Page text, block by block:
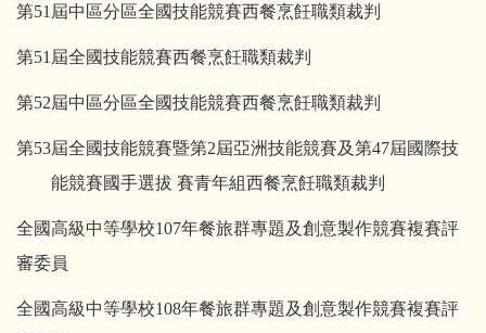
第51 屆中區分區全國技能競賽西餐烹飪職類裁判
第51 屆全國技能競賽西餐烹飪職類裁判
第52屆中區分區全國技能競賽西餐烹飪職類裁判
第53屆全國技能競賽暨第2屆亞洲技能競賽及第47屆國際技
能競賽國手選拔 賽青年組西餐烹飪職類裁判
全國高級中等學校107年餐旅群專題及創意製作競賽複賽評
審委員
全國高級中等學校108年餐旅群專題及創意製作競賽複賽評